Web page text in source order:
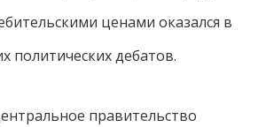
ценами оказался в
политических дебатов.
правительство